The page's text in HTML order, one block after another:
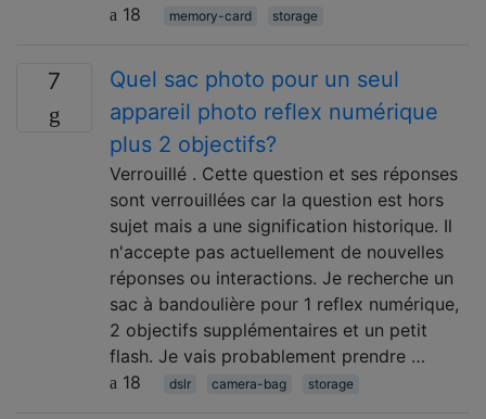
18
memory-card storage
7
Quel sac photo pour un seul
appareil photo reflex numérique
plus 2 objectifs?
Verrouillé . Cette question et ses réponses
sont verrouillées car la question est hors
sujet mais a une signification historique. Il
n'accepte pas actuellement de nouvelles
réponses ou interactions. Je recherche un
sac à bandoulière pour 1 reflex numérique,
2 objectifs supplémentaires et un petit
flash. Je vais probablement prendre …
18
dslr camera-bag storage